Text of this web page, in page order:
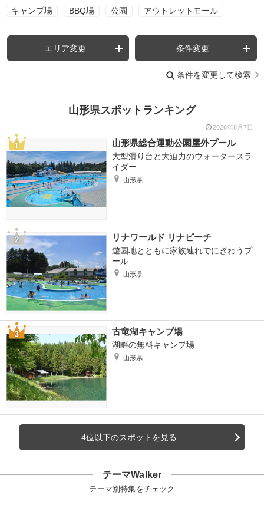
キャンプ場 BBQ場 公園 アウトレットモール
エリア変更 条件変更
条件を変更して検索
山形県スポットランキング
2026年8月7日
山形県総合運動公園屋外プール
大型滑り台と大迫力のウォータースラ
イダー
山形県
リナワールド リナビーチ
遊園地とともに家族連れでにぎわうプ
ール
山形県
古竜湖キャンプ場
湖畔の無料キャンプ場
山形県
4位以下のスポットを見る
テーマWalker
テーマ別特集をチェック